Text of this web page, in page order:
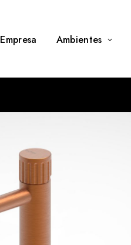
Empresa Ambientes